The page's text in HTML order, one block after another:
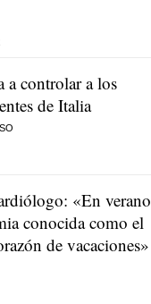
a controlar a los
de Italia
«En verano
conocida como el
de vacaciones»